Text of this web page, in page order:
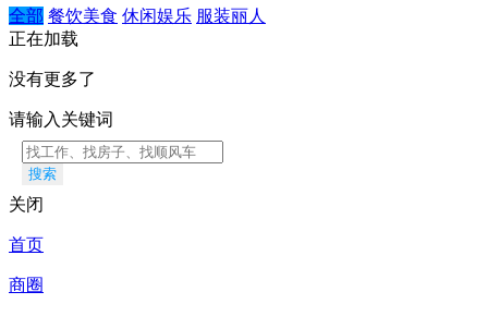
全部 餐饮美食 休闲娱乐 服装丽人
正在加载
没有更多了
请输入关键词
搜索
关闭
首页
商圈